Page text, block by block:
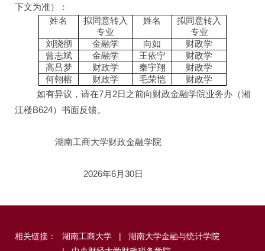
下文为准）：
姓名
拟同意转入
专业
姓名
拟同意转入
专业
刘骁彻
金融学 向如
财政学
曾志斌
金融学 王依宁
财政学
高吕梦
财政学 秦宇翔
财政学
何翎榕
财政学 毛荣恺
财政学
如有异议，请在7月2日之前向财政金融学院业务办（湘
江楼B624）书面反馈。
湖南工商大学财政金融学院
2026年6月30日
相关链接： 湖南工商大学 |
湖南大学金融与统计学院